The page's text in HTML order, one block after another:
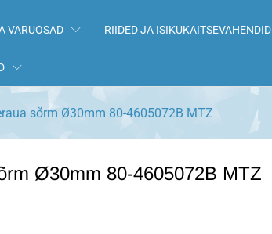
VARUOSAD RIIDED JA ISIKUKAITSEVAHENDID
sõrm Ø30mm 80-4605072B MTZ
Ø30mm 80-4605072B MTZ